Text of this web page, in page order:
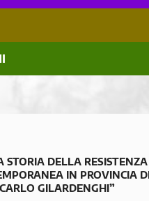
STORIA DELLA
IN PROVINCIA
GILARDENGHI”